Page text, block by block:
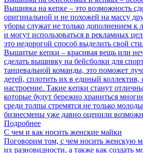
Вышивка на кепке – это возможность
оригинальной и не похожей на массу
уборы служат не только дополнением к
и могут использоваться в рекламных
это недорогой способ выделить свой
Вышитые кепки – красивая вещь или
сделать вышивку на бейсболки для
танцевальной команды, это поможет
детей, сплотить их в единый коллектив,
настроение. Такие кепки станут
которые будут бережно храниться
среди толпы стремятся не только
бизнесмены уже давно оценили
Подробнее
С чем и как носить женские майки
Поговорим том, с чем носить женскую
их разновидности, а также как создать